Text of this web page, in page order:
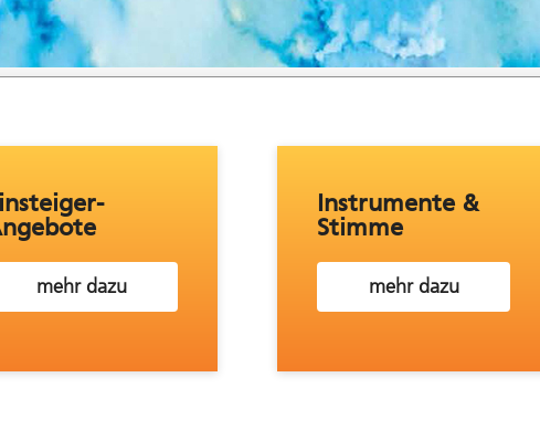
mehr dazu
Instrumente &
Stimme
mehr dazu